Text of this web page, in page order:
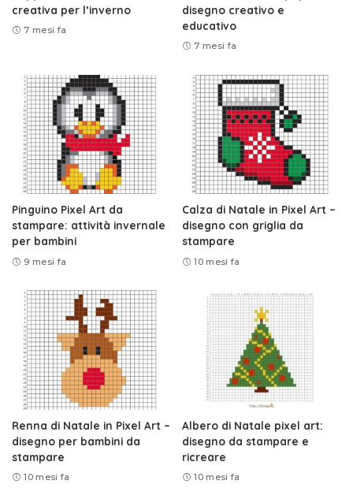
creativa per l’inverno
7 mesi fa
disegno creativo e
educativo
7 mesi fa
Pinguino Pixel Art da
stampare: attività invernale
per bambini
9 mesi fa
Calza di Natale in Pixel Art –
disegno con griglia da
stampare
10 mesi fa
Renna di Natale in Pixel Art –
disegno per bambini da
stampare
10 mesi fa
Albero di Natale pixel art:
disegno da stampare e
ricreare
10 mesi fa